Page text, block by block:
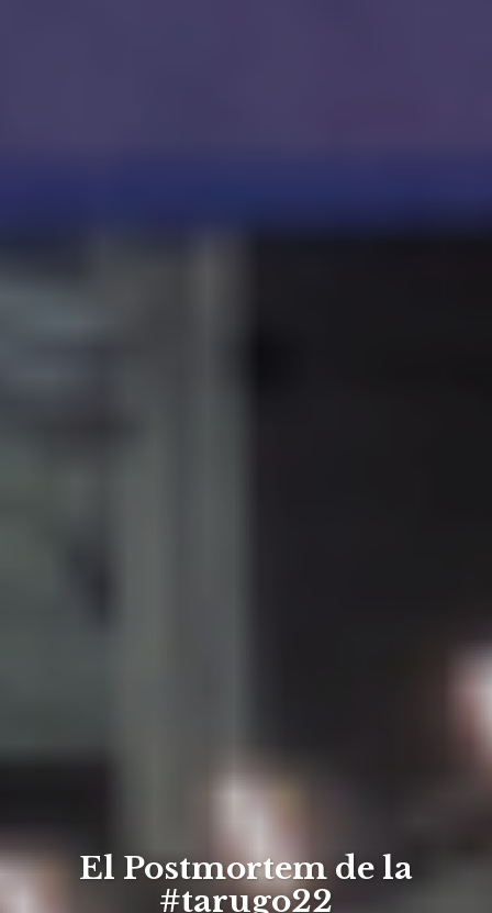
El Postmortem de la
#tarugo22